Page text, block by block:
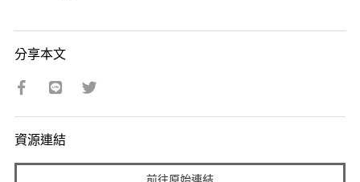
分享本文
資源連結
前往原始連結